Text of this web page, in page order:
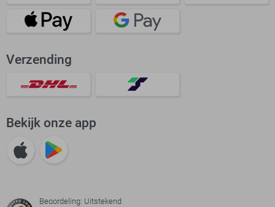
Verzending
Bekijk onze app
Beoordeling: Uitstekend